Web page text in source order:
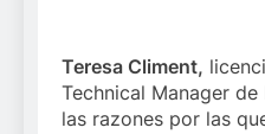
Teresa Climent,
Technical Manager
las razones por las